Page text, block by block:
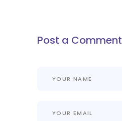
Post a Comment